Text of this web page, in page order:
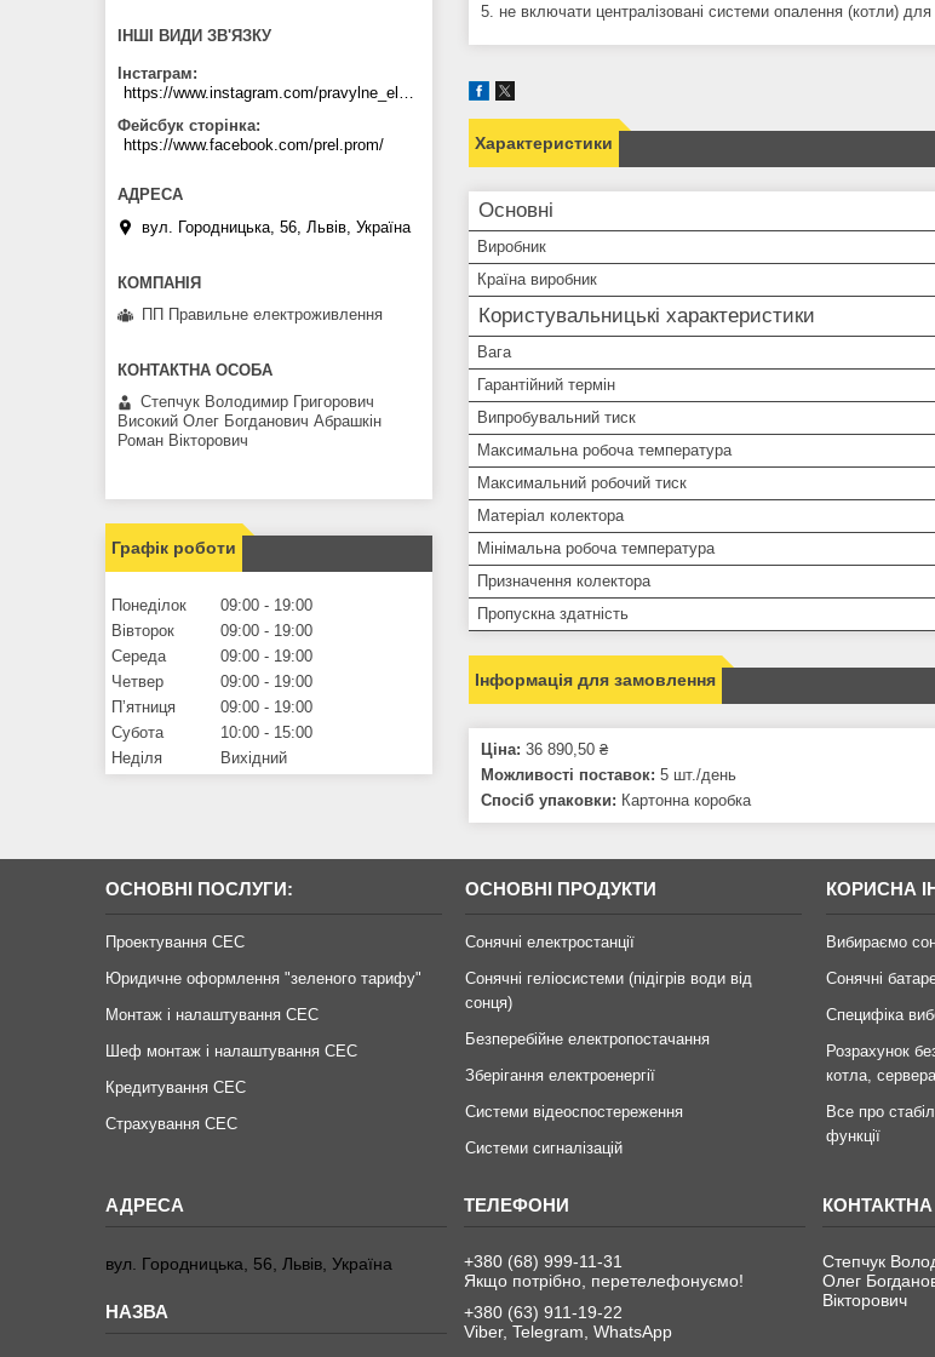
5. не включати централізовані системи опалення (котли) для
Характеристики
Основні
Виробник
Країна виробник
Користувальницькі характеристики
Вага
Гарантійний термін
Випробувальний тиск
Максимальна робоча температура
Максимальний робочий тиск
Матеріал колектора
Мінімальна робоча температура
Призначення колектора
Пропускна здатність
Інформація для замовлення
Ціна: 36 890,50 ₴
Можливості поставок: 5 шт./день
Спосіб упаковки: Картонна коробка
ІНШІ ВИДИ ЗВ'ЯЗКУ
Інстаграм
https://www.instagram.com/pravylne_electrozhyvlennya/
Фейсбук сторінка
https://www.facebook.com/prel.prom/
вул. Городницька, 56, Львів, Україна
ПП Правильне електроживлення
Степчук Володимир Григорович
Високий Олег Богданович Абрашкін
Роман Вікторович
Графік роботи
Понеділок 09:00
19:00
Вівторок
09:00
19:00
Середа
09:00
19:00
Четвер
09:00
19:00
Пʼятниця
09:00
19:00
Субота
10:00
15:00
Неділя
Вихідний
ОСНОВНІ ПОСЛУГИ:
Проектування СЕС
Юридичне оформлення "зеленого тарифу"
Монтаж і налаштування СЕС
Шеф монтаж і налаштування СЕС
Кредитування СЕС
Страхування СЕС
ОСНОВНІ ПРОДУКТИ
Сонячні електростанції
Сонячні геліосистеми (підігрів води від
сонця)
Безперебійне електропостачання
Зберігання електроенергії
Системи відеоспостереження
Системи сигналізацій
КОРИСНА
Вибираємо
Сонячні
Специфіка
Розрахунок
котла,
Все про
функції
вул. Городницька, 56, Львів, Україна
+380 (68) 999-11-31
Якщо потрібно, перетелефонуємо!
+380 (63) 911-19-22
Viber, Telegram, WhatsApp
Степчук
Олег
Вікторович